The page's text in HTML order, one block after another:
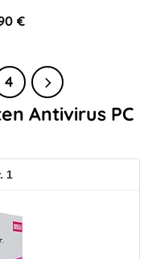
€
4
Antivirus PC
1